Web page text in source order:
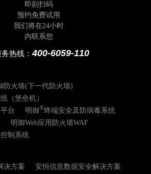
即刻扫码
预约免费试用
我们将在24小时
内联系您
务热线：400-6059-110
防火墙(下一代防火墙)
（堡垒机）
台
明御®终端安全及防病毒系统
明御Web应用防火墙WAF
制系统
决方案
安恒信息数据安全解决方案